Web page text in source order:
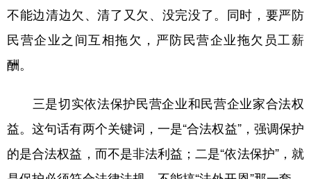
不能边清边欠、清了又欠、没完没了。同时，要严防
民营企业之间互相拖欠，严防民营企业拖欠员工薪
酬。
三是切实依法保护民营企业和民营企业家合法权
益。这句话有两个关键词，一是“合法权益”，强调保护
的是合法权益，而不是非法利益；二是“依法保护”，就